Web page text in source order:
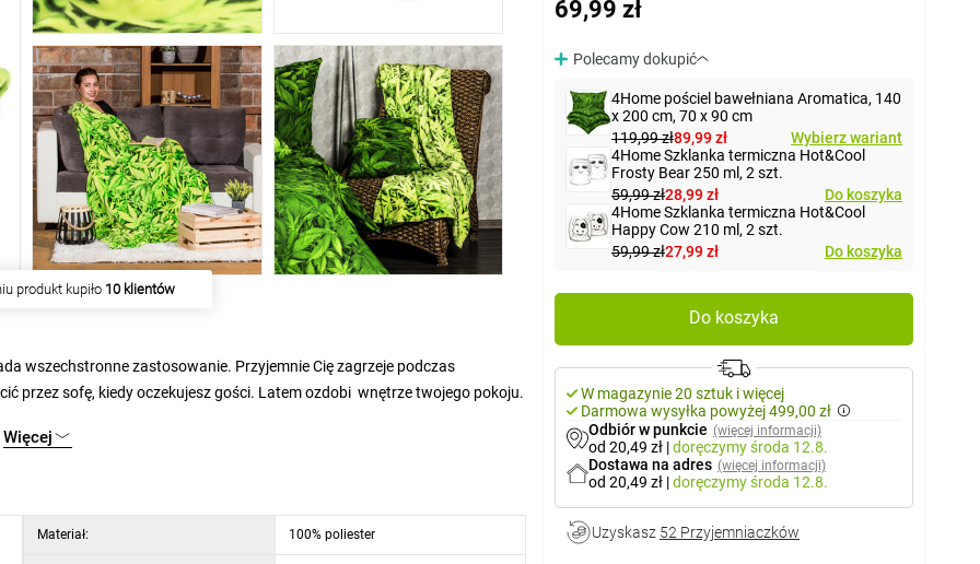
produkt kupiło 10 klientów
69,99 zł
Polecamy dokupić
4Home pościel bawełniana Aromatica, 140
x 200 cm, 70 x 90 cm
119,99 zł89,99 zł
Wybierz wariant
4Home Szklanka termiczna Hot&Cool
Frosty Bear 250 ml, 2 szt.
59,99 zł28,99 zł
Do koszyka
4Home Szklanka termiczna Hot&Cool
Happy Cow 210 ml, 2 szt.
59,99 zł27,99 zł Do koszyka
Do koszyka
W magazynie 20 sztuk i więcej
Darmowa wysyłka powyżej 499,00 zł
Odbiór w punkcie (więcej informacji)
od 20,49 zł |doręczymyśroda 12.8.
Dostawa na adres (więcej informacji)
od 20,49 zł |doręczymyśroda 12.8.
Uzyskasz 52 Przyjemniaczków
wszechstronne zastosowanie. Przyjemnie Cię zagrzeje podczas
przez sofę, kiedy oczekujesz gości. Latem ozdobi wnętrze twojego pokoju.
błysku całemu wnętrzu.
w dotyku, ciepły, mięciutki, pieszczotliwy i łatwy w utrzymaniu,
Więcej
Materiał: 100% poliester